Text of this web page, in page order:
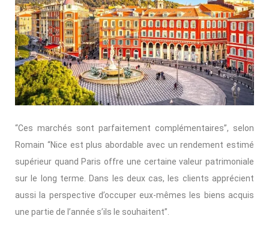
“Ces marchés sont parfaitement complémentaires”, selon
Romain “Nice est plus abordable avec un rendement estimé
supérieur quand Paris offre une certaine valeur patrimoniale
sur le long terme. Dans les deux cas, les clients apprécient
aussi la perspective d’occuper eux-mêmes les biens acquis
une partie de l’année s’ils le souhaitent”.